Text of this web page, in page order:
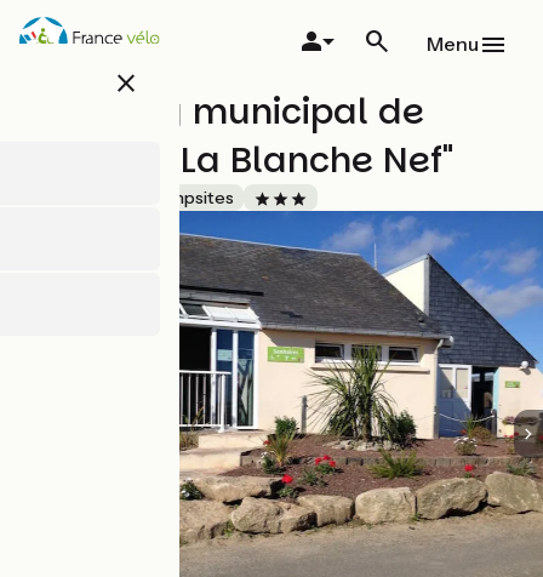
Overslaan
en
close
Menu
Camping municipal de
Barfleur "La Blanche Nef"
Campsites